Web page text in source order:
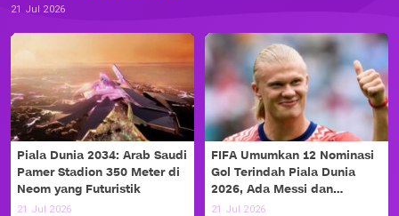
21 Jul 2026
Piala Dunia 2034: Arab Saudi
Pamer Stadion 350 Meter di
Neom yang Futuristik
21 Jul 2026
FIFA Umumkan 12 Nominasi
Gol Terindah Piala Dunia
2026, Ada Messi dan
Haaland!
21 Jul 2026